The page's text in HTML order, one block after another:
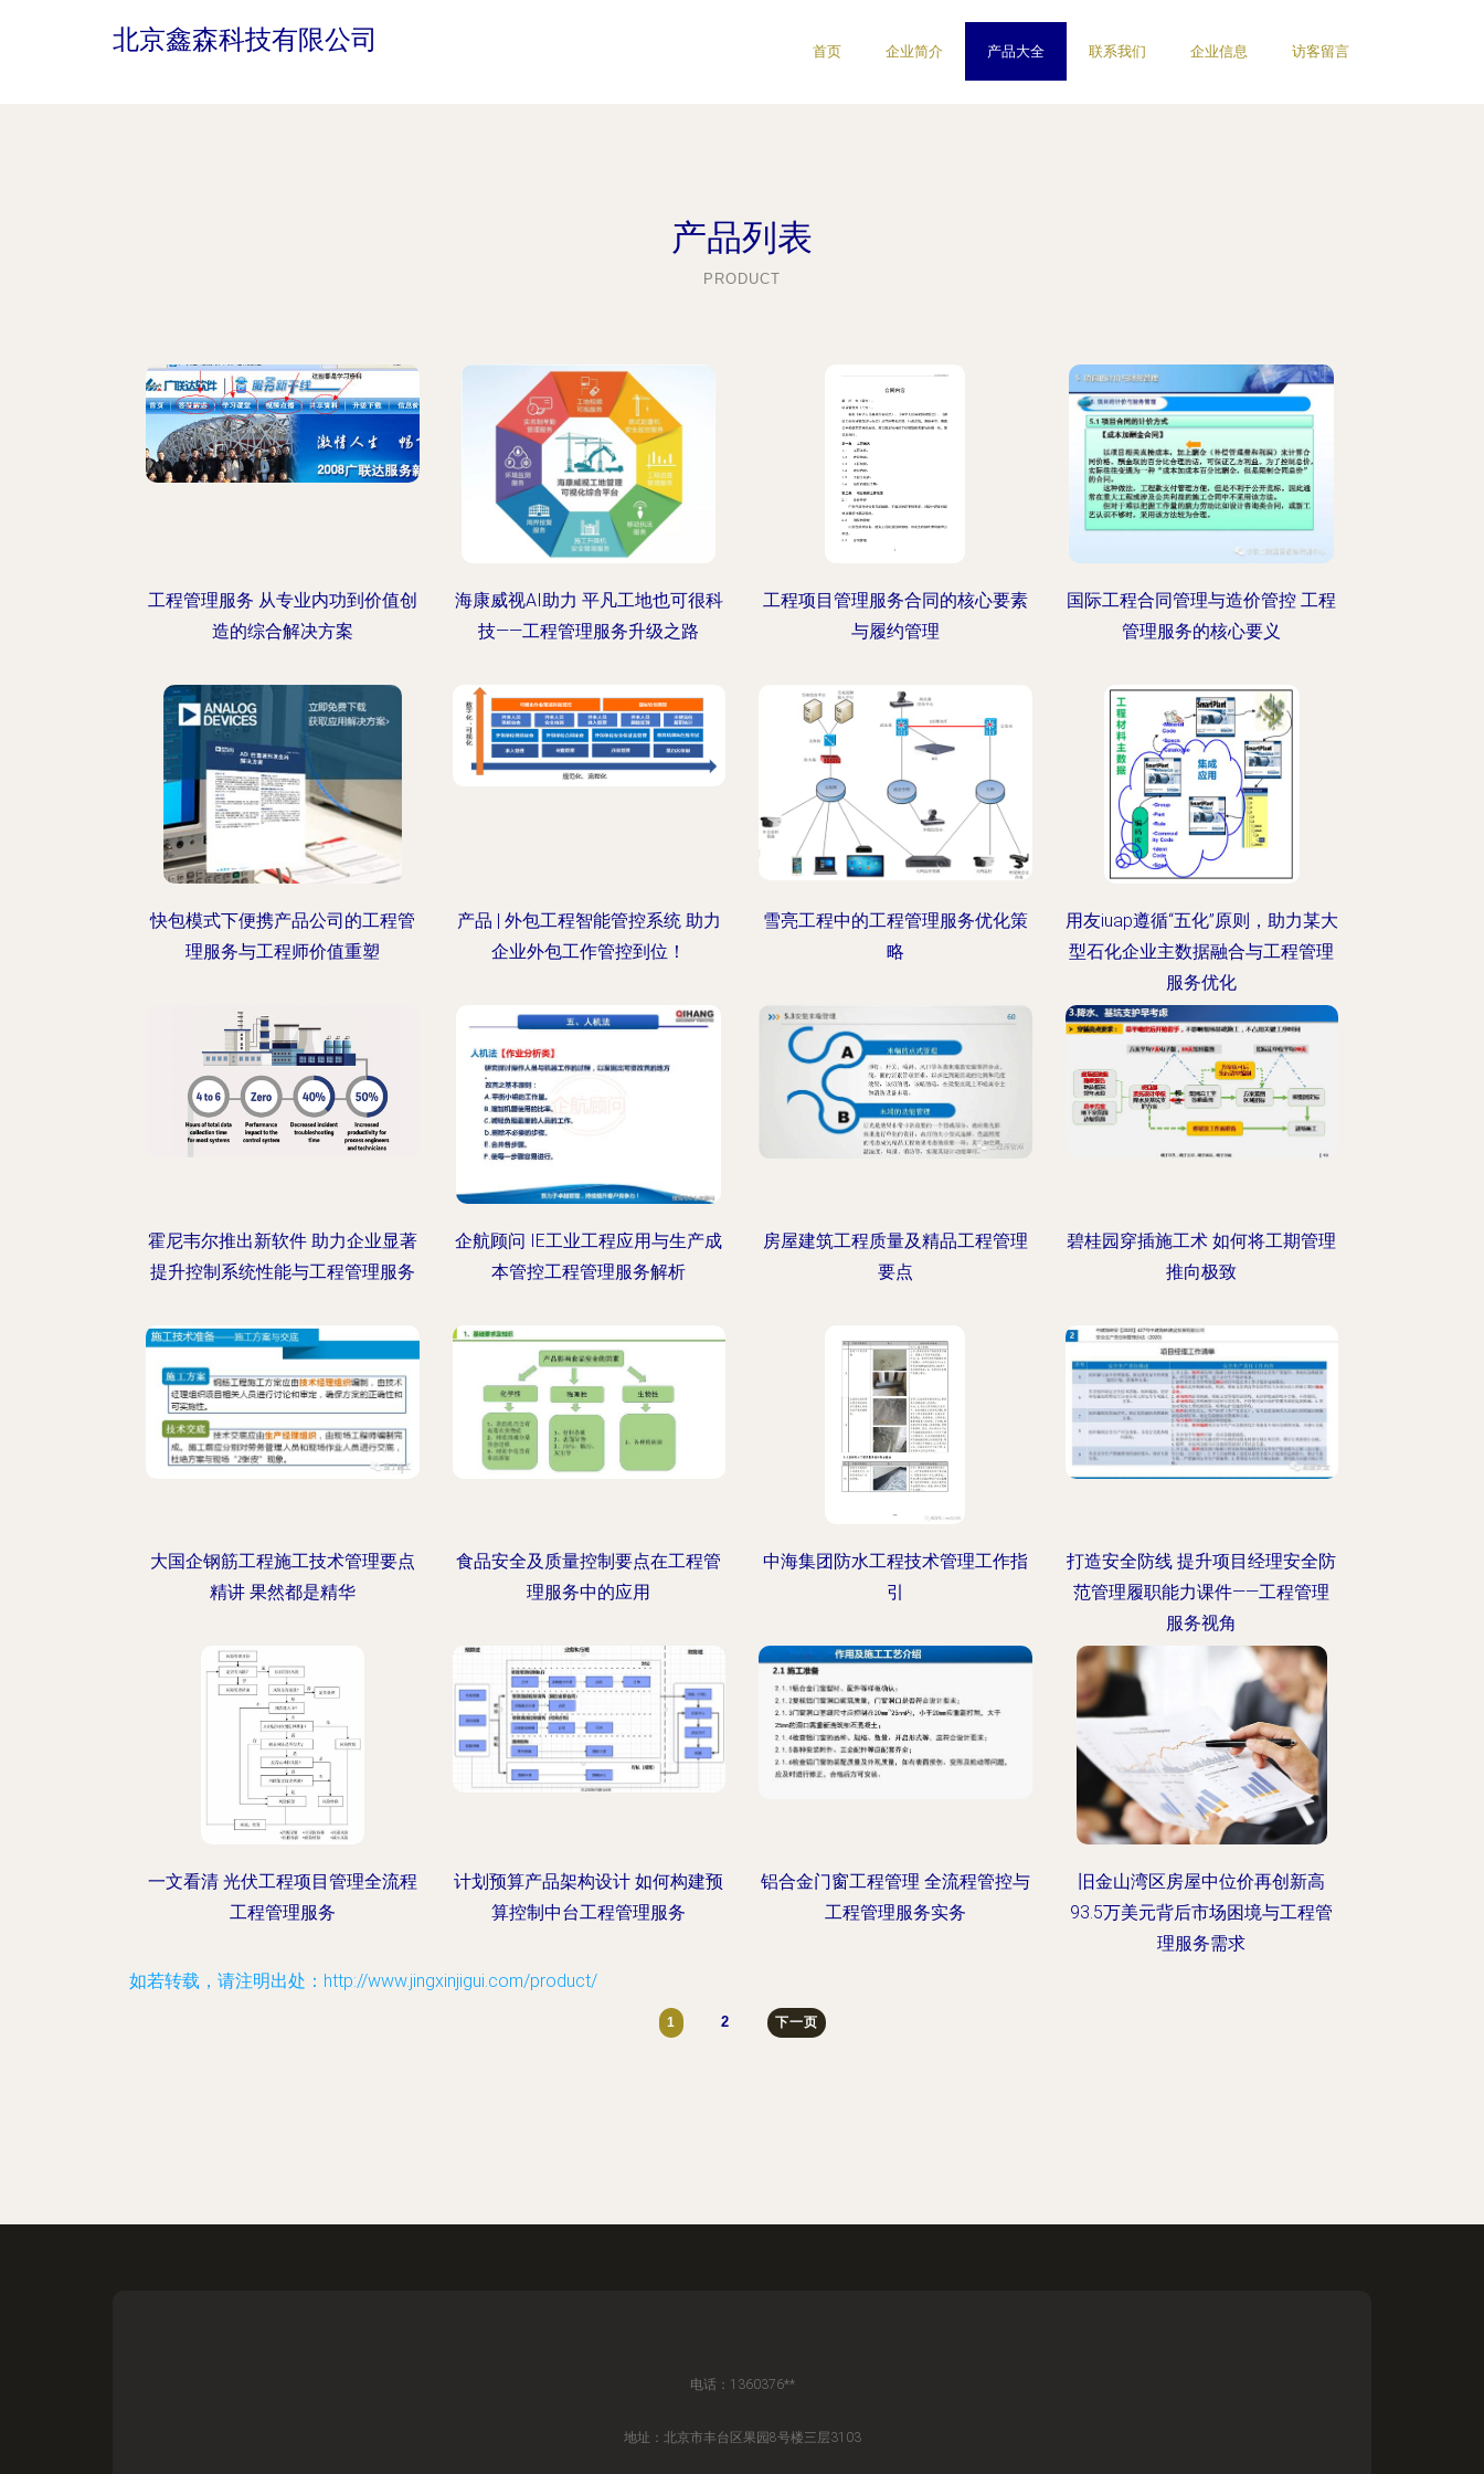
北京鑫森科技有限公司 首页 企业简介 产品大全 联系我们 企业信息 访客留言
产品列表
PRODUCT
工程管理服务 从专业内功到价值创
造的综合解决方案
海康威视AI助力 平凡工地也可很科
技——工程管理服务升级之路
工程项目管理服务合同的核心要素
与履约管理
国际工程合同管理与造价管控 工程
管理服务的核心要义
快包模式下便携产品公司的工程管
理服务与工程师价值重塑
产品 | 外包工程智能管控系统 助力
企业外包工作管控到位！
雪亮工程中的工程管理服务优化策
略
用友iuap遵循“五化”原则，助力某大
型石化企业主数据融合与工程管理
服务优化
霍尼韦尔推出新软件 助力企业显著
提升控制系统性能与工程管理服务
企航顾问 IE工业工程应用与生产成
本管控工程管理服务解析
房屋建筑工程质量及精品工程管理
要点
碧桂园穿插施工术 如何将工期管理
推向极致
大国企钢筋工程施工技术管理要点
精讲 果然都是精华
食品安全及质量控制要点在工程管
理服务中的应用
中海集团防水工程技术管理工作指
引
打造安全防线 提升项目经理安全防
范管理履职能力课件——工程管理
服务视角
一文看清 光伏工程项目管理全流程
工程管理服务
计划预算产品架构设计 如何构建预
算控制中台工程管理服务
铝合金门窗工程管理 全流程管控与
工程管理服务实务
旧金山湾区房屋中位价再创新高
93.5万美元背后市场困境与工程管
理服务需求
如若转载，请注明出处：http://www.jingxinjigui.com/product/
1 2 下一页
电话：1360376**
地址：北京市丰台区果园8号楼三层3103